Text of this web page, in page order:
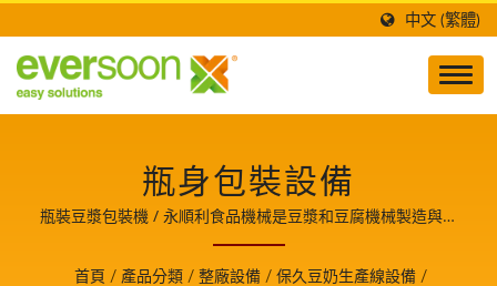
中文 (繁體)
瓶身包裝設備
瓶裝豆漿包裝機 / 永順利食品機械是豆漿和豆腐機械製造與技
術開發的領導者，也是食品安全的守護者，並分享生產豆腐美
食的關鍵技術與經驗，使我們成為客戶成長的重要夥伴。
首頁 / 產品分類 / 整廠設備 / 保久豆奶生產線設備 /